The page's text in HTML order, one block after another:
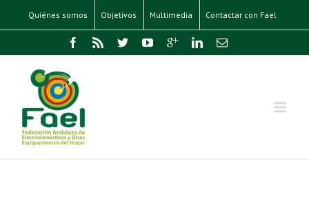
Quiénes somos Objetivos Multimedia Contactar con Fael